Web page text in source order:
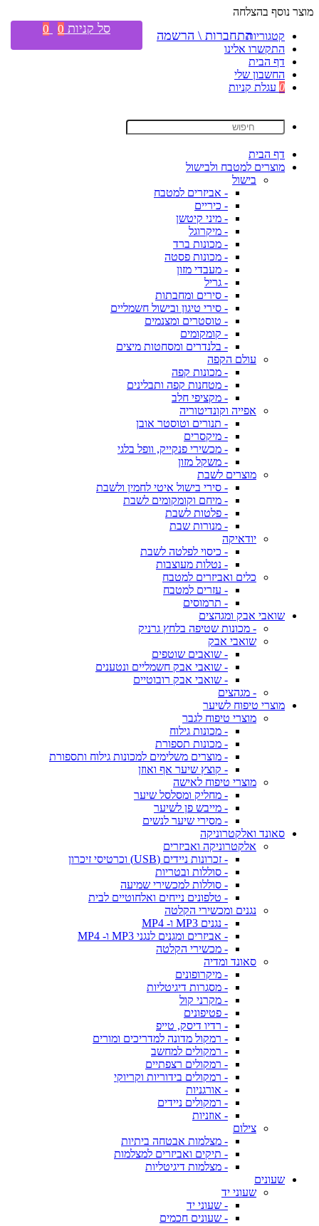
מוצר נוסף בהצלחה
קטגוריות
התקשרו אלינו
דף הבית
החשבון שלי
0 עגלת קניות
דף הבית
מוצרים למטבח ולבישול
בישול
- אביזרים למטבח
- כיריים
- מיני קיטשן
- מיקרוגל
- מכונות ברד
- מכונות פסטה
- מעבדי מזון
- גריל
- סירים ומחבתות
- סירי טיגון ובישול חשמליים
- טוסטרים ומצנמים
- קומקומים
- בלנדרים ומסחטות מיצים
עולם הקפה
- מכונות קפה
- מטחנות קפה ותבלינים
- מקציפי חלב
אפייה וקונדיטוריה
- תנורים וטוסטר אובן
- מיקסרים
- מכשירי פנקייק, וופל בלגי
- משקל מזון
מוצרים לשבת
- סירי בישול איטי לחמין ולשבת
- מיחם וקומקומים לשבת
- פלטות לשבת
- מנורות שבת
יודאיקה
- כיסוי לפלטה לשבת
- נטלות מעוצבות
כלים ואביזרים למטבח
- עזרים למטבח
- תרמוסים
שואבי אבק ומגהצים
- מכונות שטיפה בלחץ גרניק
שואבי אבק
- שואבים שוטפים
- שואבי אבק חשמליים ונטענים
- שואבי אבק רובוטיים
- מגהצים
מוצרי טיפוח לשיער
מוצרי טיפוח לגבר
- מכונות גילוח
- מכונות תספורת
- מוצרים משלימים למכונות גילוח ותספורת
- קוצץ שיער אף ואוזן
מוצרי טיפוח לאישה
- מחליק ומסלסל שיער
- מייבש פן לשיער
- מסירי שיער לנשים
סאונד ואלקטרוניקה
אלקטרוניקה ואביזרים
- זכרונות ניידים (USB) וכרטיסי זיכרון
- סוללות ובטריות
- סוללות למכשירי שמיעה
- טלפונים נייחים ואלחוטיים לבית
נגנים ומכשירי הקלטה
- נגנים MP3 ו- MP4
- אביזרים ומגנים לנגני MP3 ו- MP4
- מכשירי הקלטה
סאונד ומדיה
- מיקרופונים
- מסגרות דיגיטליות
- מקרני קול
- פטיפונים
- רדיו דיסק, טייפ
- רמקול מדונה למדריכים ומורים
- רמקולים למחשב
- רמקולים רצפתיים
- רמקולים בידוריות וקריוקי
- אורגניות
- רמקולים ניידים
- אוזניות
צילום
- מצלמות אבטחה ביתיות
- תיקים ואביזרים למצלמות
- מצלמות דיגיטליות
שעונים
שעוני יד
- שעוני יד
- שעונים חכמים
התחברות \ הרשמה סל קניות 0
0